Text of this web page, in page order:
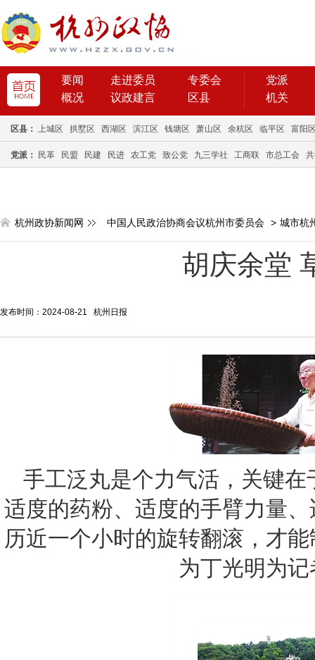
要闻 走进委员
专委会
概况
议政建言 区县
党派
机关
区县： 上城区 拱墅区 西湖区 滨江区 钱塘区 萧山区 余杭区 临平区 富阳
党派： 民革 民盟 民建 民进 农工党 致公党 九三学社 工商联 市总工会
杭州政协新闻网 中国人民政治协商会议杭州市委员会 > 城市杭
胡庆余堂
发布时间：2024-08-21 杭州日报
手工泛丸是个力气活，关键在
适度的药粉、适度的手臂力量
历近一个小时的旋转翻滚，才
为丁光明为